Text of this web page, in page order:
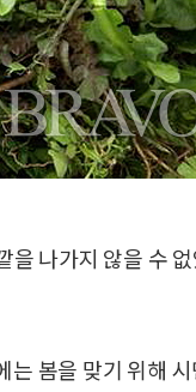
을 나가지 않을 수
봄을 맞기 위해